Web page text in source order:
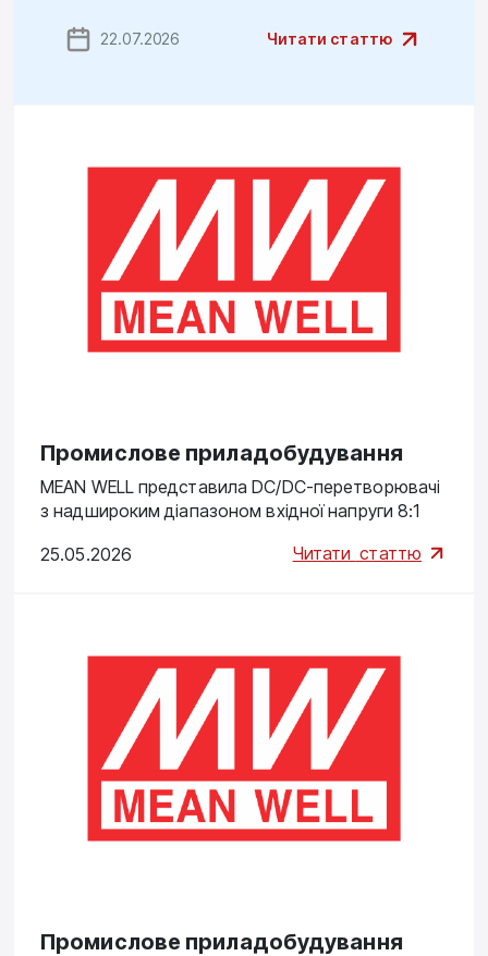
22.07.2026 Читати статтю
Промислове приладобудування
MEAN WELL представила DC/DC-перетворювачі
з надшироким діапазоном вхідної напруги 8:1
25.05.2026 Читати статтю
Промислове приладобудування